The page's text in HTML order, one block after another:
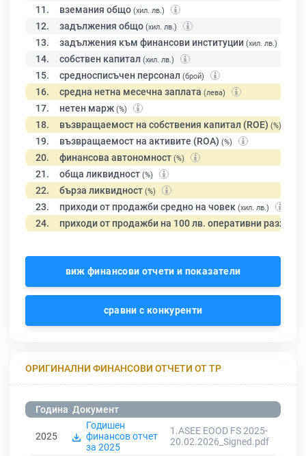
11. вземания общо (хил. лв.)
12. задължения общо (хил. лв.)
13. задължения към финансови институции (хил. лв.)
14. собствен капитал (хил. лв.)
15. средносписъчен персонал (брой)
16. средна нетна месечна заплата (лева)
17. нетен марж (%)
18. възвращаемост на собствения капитал (ROE) (%)
19. възвращаемост на активите (ROA) (%)
20. финансова автономност (%)
21. обща ликвидност (%)
22. бърза ликвидност (%)
23. приходи от продажби средно на човек (хил. лв.)
24. приходи от продажби на 100 лв. оперативни разходи
виж финансови отчети и показатели
сравни с конкуренти
ОРИГИНАЛНИ ФИНАНСОВИ ОТЧЕТИ ОТ ТР
Година Документ
2025
Годишен
финансов отчет
за 2025
1.ASEE EOOD FS 2025-
20.02.2026_Signed.pdf